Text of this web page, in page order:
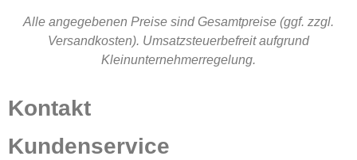
Alle angegebenen Preise sind Gesamtpreise (ggf. zzgl.
Versandkosten). Umsatzsteuerbefreit aufgrund
Kleinunternehmerregelung.
Kontakt
Kundenservice